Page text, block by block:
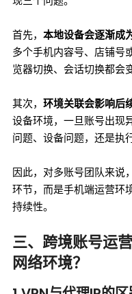
首先， 本地设备会逐渐成
多个手机内容号、店铺
览器切换、会话切换都会
其次， 环境关联会影响后
设备环境，一旦账号出现
问题、设备问题，还是执
因此，对多账号团队来说
环节，而是手机端运营环
持续性。
三、跨境账号运
网络环境？